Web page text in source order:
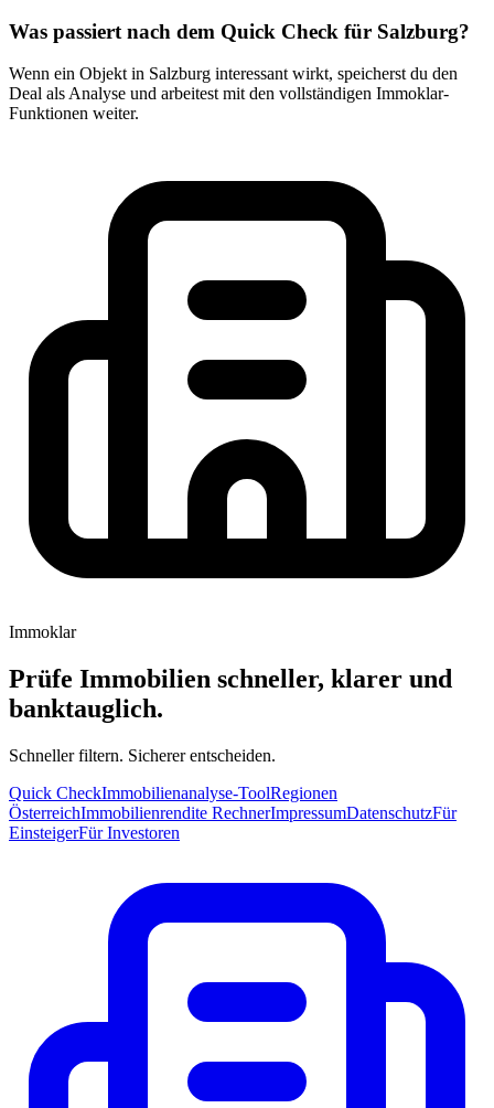
Was passiert nach dem Quick Check für Salzburg?
Wenn ein Objekt in Salzburg interessant wirkt, speicherst du den
Deal als Analyse und arbeitest mit den vollständigen Immoklar-
Funktionen weiter.
Immoklar
Prüfe Immobilien schneller, klarer und
banktauglich.
Schneller filtern. Sicherer entscheiden.
Quick CheckImmobilienanalyse-ToolRegionen
ÖsterreichImmobilienrendite RechnerImpressumDatenschutzFür
EinsteigerFür Investoren